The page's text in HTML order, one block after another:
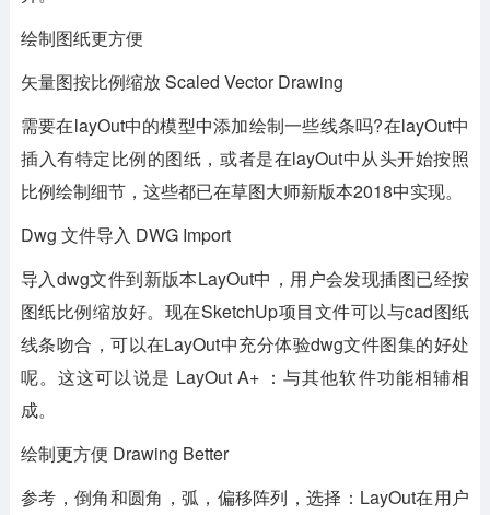
绘制图纸更方便
矢量图按比例缩放 Scaled Vector Drawing
需要在layOut中的模型中添加绘制一些线条吗?在layOut中
插入有特定比例的图纸，或者是在layOut中从头开始按照
比例绘制细节，这些都已在草图大师新版本2018中实现。
Dwg 文件导入 DWG Import
导入dwg文件到新版本LayOut中，用户会发现插图已经按
图纸比例缩放好。现在SketchUp项目文件可以与cad图纸
线条吻合，可以在LayOut中充分体验dwg文件图集的好处
呢。这这可以说是 LayOut A+ ：与其他软件功能相辅相
成。
绘制更方便 Drawing Better
参考，倒角和圆角，弧，偏移阵列，选择：LayOut在用户